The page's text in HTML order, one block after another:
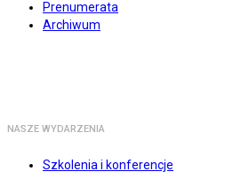
Prenumerata
Archiwum
NASZE WYDARZENIA
Szkolenia i konferencje